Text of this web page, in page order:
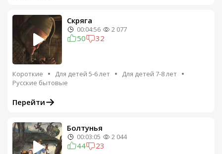
Скряга
00:04:56 2 077
50 32
Короткие Для детей 5-6 лет
Для детей 7-8 лет
Русские бытовые
Перейти
Болтунья
00:03:05 2 044
44 23